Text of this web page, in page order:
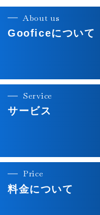
About us
Gooficeについて
Service
サービス
Price
料金について